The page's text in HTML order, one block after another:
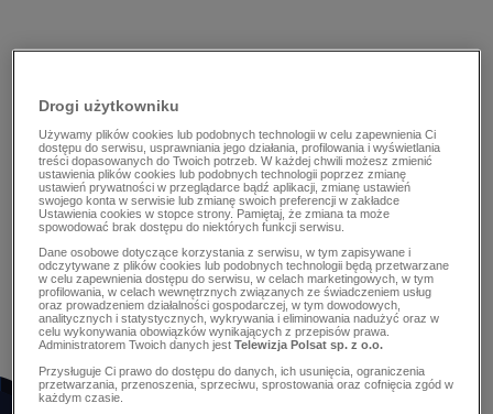
Drogi użytkowniku
Używamy plików cookies lub podobnych technologii w celu zapewnienia Ci
dostępu do serwisu, usprawniania jego działania, profilowania i wyświetlania
treści dopasowanych do Twoich potrzeb. W każdej chwili możesz zmienić
ustawienia plików cookies lub podobnych technologii poprzez zmianę
ustawień prywatności w przeglądarce bądź aplikacji, zmianę ustawień
swojego konta w serwisie lub zmianę swoich preferencji w zakładce
Ustawienia cookies w stopce strony. Pamiętaj, że zmiana ta może
spowodować brak dostępu do niektórych funkcji serwisu.
Dane osobowe dotyczące korzystania z serwisu, w tym zapisywane i
odczytywane z plików cookies lub podobnych technologii będą przetwarzane
w celu zapewnienia dostępu do serwisu, w celach marketingowych, w tym
profilowania, w celach wewnętrznych związanych ze świadczeniem usług
oraz prowadzeniem działalności gospodarczej, w tym dowodowych,
analitycznych i statystycznych, wykrywania i eliminowania nadużyć oraz w
celu wykonywania obowiązków wynikających z przepisów prawa.
Administratorem Twoich danych jestTelewizja Polsat sp. z o.o.
Przysługuje Ci prawo do dostępu do danych, ich usunięcia, ograniczenia
przetwarzania, przenoszenia, sprzeciwu, sprostowania oraz cofnięcia zgód w
każdym czasie.